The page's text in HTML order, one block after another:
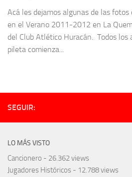
Acá les dejamos algunas de las
en el Verano 2011-2012 en La
del Club Atlético Huracán. Todos los
pileta comienza...
SEGUIR:
LO MÁS VISTO
Cancionero - 26.362 views
Jugadores Históricos - 12.788 views